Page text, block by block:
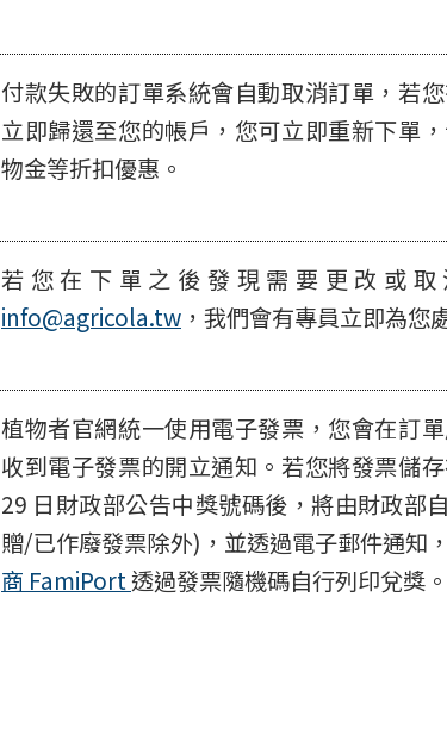
付款失敗的訂單系統會自動取消訂單，若
立即歸還至您的帳戶，您可立即重新下單
物金等折扣優惠。
若您在下單之後發現需要更改或
info@agricola.tw ，我們會有專員立即為您
植物者官網統一使用電子發票，您會在訂
收到電子發票的開立通知。若您將發票儲
29 日財政部公告中獎號碼後，將由財政部
贈/已作廢發票除外)，並透過電子郵件通知
商 FamiPort透過發票隨機碼自行列印兌獎。